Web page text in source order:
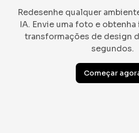
Redesenhe qualquer
IA. Envie uma foto e
transformações de design
segundos.
Começar